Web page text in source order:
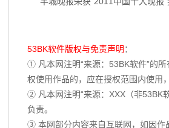
53BK软件版权与免责声明 ：
① 凡本网注明“来源：53BK软件”的
权使用作品的，应在授权范围内使用
② 凡本网注明“来源：XXX（非53BK
负责。
③ 本网部分内容来自互联网，如因作